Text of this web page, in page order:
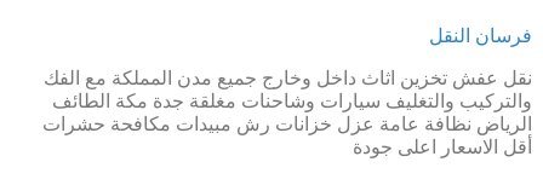
فرسان النقل
نقل عفش تخزين اثاث داخل وخارج جميع مدن المملكة مع الفك
والتركيب والتغليف سيارات وشاحنات مغلقة جدة مكة الطائف
الرياض نظافة عامة عزل خزانات رش مبيدات مكافحة حشرات
أقل الاسعار اعلى جودة